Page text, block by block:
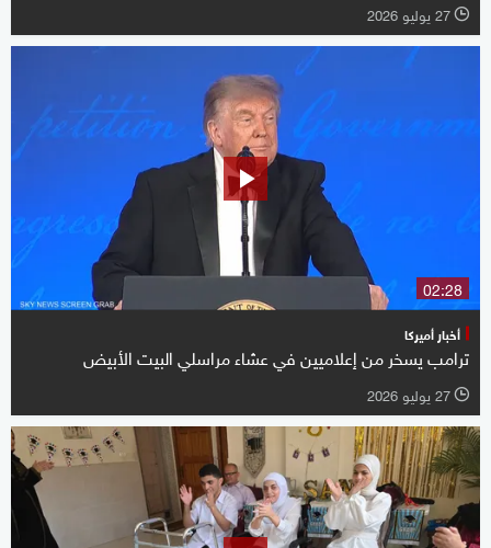
l 27 يوليو 2026
02:28
أخبار أميركا
ترامب يسخر من إعلاميين في عشاء مراسلي البيت الأبيض
l 27 يوليو 2026